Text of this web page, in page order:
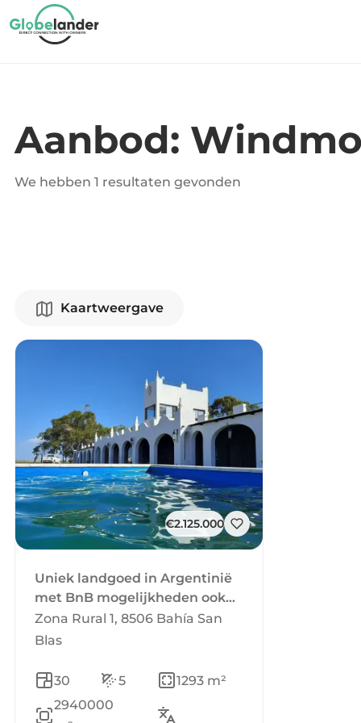
Aanbod:
We hebben 1 resultaten gevonden
Kaartweergave
€2.125.000
Uniek landgoed in Argentinië
met BnB mogelijkheden ook
geschikt voor het houden van
dieren op 294ha
Zona Rural 1, 8506 Bahía San
Blas
30 5
1293 m²
2940000